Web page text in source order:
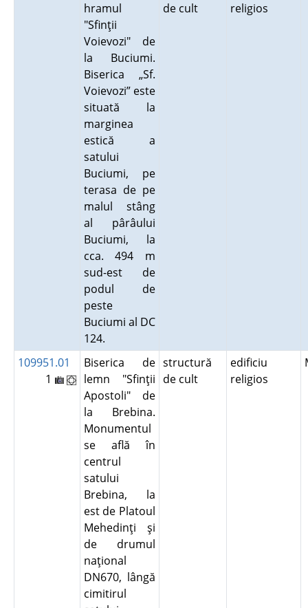
hramul
"Sfinţii
Voievozi" de
la Buciumi.
Biserica „Sf.
Voievozi” este
situată la
marginea
estică a
satului
Buciumi, pe
terasa de pe
malul stâng
al pârâului
Buciumi, la
cca. 494 m
sud-est de
podul de
peste
Buciumi al DC
124.
de cult religios
109951.01
1
Biserica de
lemn "Sfinţii
Apostoli" de
la Brebina.
Monumentul
se află în
centrul
satului
Brebina, la
est de Platoul
Mehedinţi şi
de drumul
naţional
DN670, lângă
cimitirul
structură
de cult
edificiu
religios